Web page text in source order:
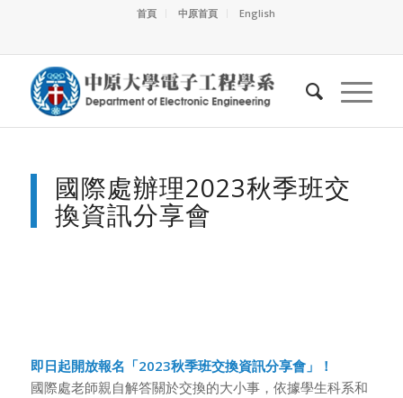
首頁 中原首頁 English
國際處辦理2023秋季班交
換資訊分享會
即日起開放報名「2023秋季班交換資訊分享會」！
國際處老師親自解答關於交換的大小事，依據學生科系和